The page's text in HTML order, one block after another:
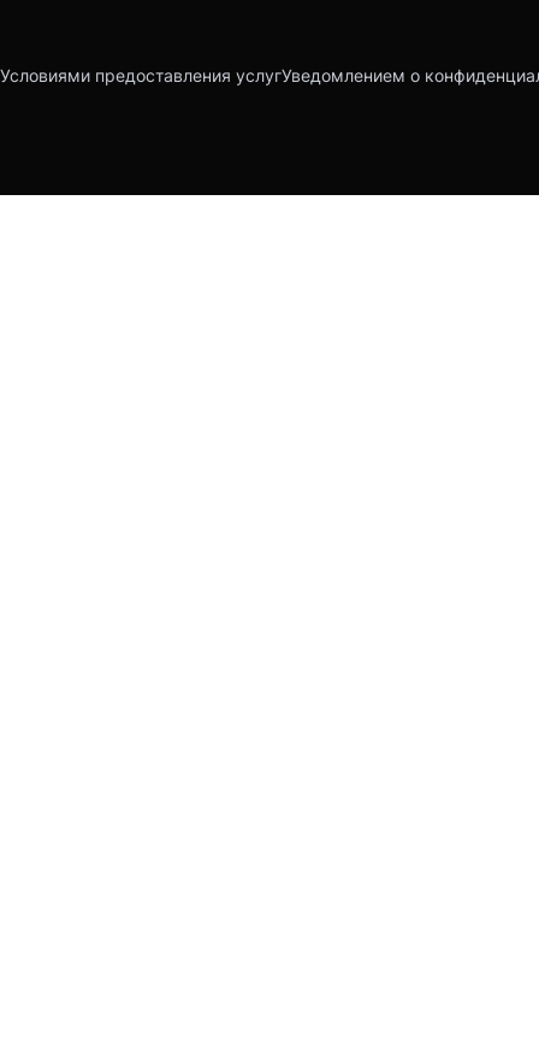
Условиями предоставления услугУведомлением о